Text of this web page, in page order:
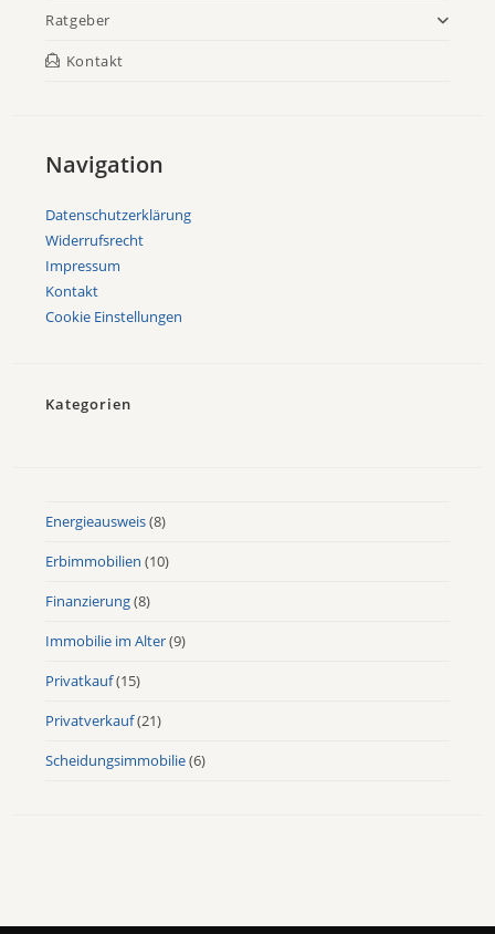
Ratgeber
Kontakt
Navigation
Datenschutzerklärung
Widerrufsrecht
Impressum
Kontakt
Cookie Einstellungen
Kategorien
Energieausweis(8)
Erbimmobilien (10)
Finanzierung(8)
Immobilie im Alter(9)
Privatkauf(15)
Privatverkauf(21)
Scheidungsimmobilie(6)